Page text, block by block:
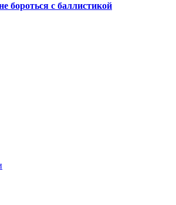
бороться с баллистикой